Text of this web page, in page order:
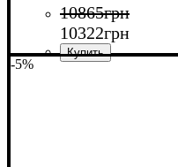
10865грн
10322грн
-5%